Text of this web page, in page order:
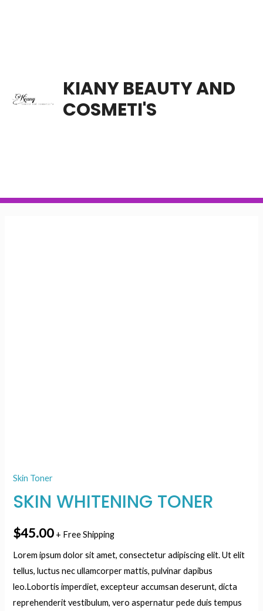
KIANY BEAUTY AND
COSMETI'S
Skin Toner
SKIN WHITENING TONER
$45.00 + Free Shipping
Lorem ipsum dolor sit amet, consectetur adipiscing elit. Ut elit
tellus, luctus nec ullamcorper mattis, pulvinar dapibus
leo.Lobortis imperdiet, excepteur accumsan deserunt, dicta
reprehenderit vestibulum, vero aspernatur pede duis tempus